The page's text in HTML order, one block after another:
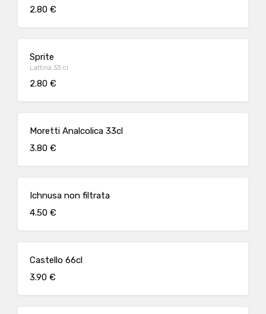
2.80 €
Sprite
Lattina 33 cl
2.80 €
Moretti Analcolica 33cl
3.80 €
Ichnusa non filtrata
4.50 €
Castello 66cl
3.90 €